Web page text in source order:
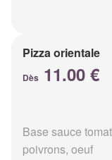
Pizza orientale
Dès 11.00 €
Base sauce
poivrons, oeuf